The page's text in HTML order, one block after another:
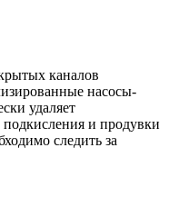
каналов
насосы-
удаляет
и продувки
следить за